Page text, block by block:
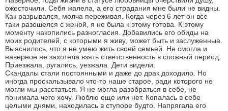
ожесточили. Себя жалела, а его страдания мне были не видны.
Как разрывался, молча переживая. Когда через 6 лет он все
таки разошелся с женой, я не была к этому готова. К этому
моменту накопились разногласия. Добавились его обиды на
моих родителей, с которыми я живу, может быть и заслуженные.
Выяснилось, что я не умею жить своей семьей. Не смогла и
наверное не захотела взять ответственность в сложный период.
Приезжала, ругались, уезжала. Дети видели.
Скандалы стали постоянными и даже до драк доходило. Но
иногда проскальзывало что-то наше старое, ради которого не
могли мы расстаться. Я не могла разобраться в себе, не
понимала чего хочу. Люблю еще или нет. Копалась в себе
целыми днями, находилась в ступоре будто. Напрягала его